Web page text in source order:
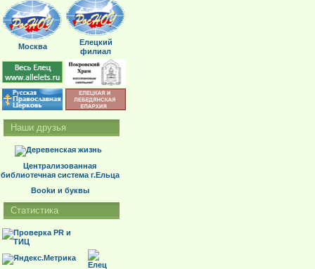
Москва
Елецкий
филиал
Наши друзья
Централизованная
библиотечная система г.Ельца
Bookи и буквы
Статистика